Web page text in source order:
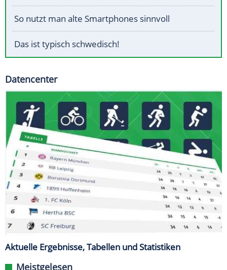
So nutzt man alte Smartphones sinnvoll
Das ist typisch schwedisch!
Datencenter
Aktuelle Ergebnisse, Tabellen und Statistiken
Meistgelesen